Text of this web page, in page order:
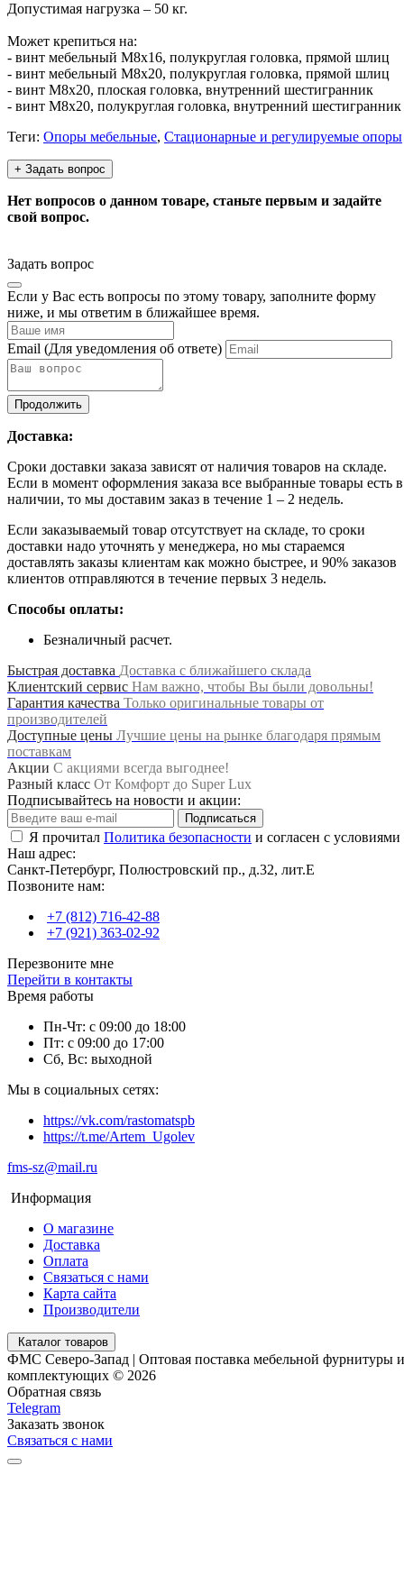
Допустимая нагрузка – 50 кг.
Может крепиться на:
- винт мебельный М8х16, полукруглая головка, прямой шлиц
- винт мебельный М8х20, полукруглая головка, прямой шлиц
- винт М8х20, плоская головка, внутренний шестигранник
- винт М8х20, полукруглая головка, внутренний шестигранник
Теги: Опоры мебельные, Стационарные и регулируемые опоры
+ Задать вопрос
Нет вопросов о данном товаре, станьте первым и задайте
свой вопрос.
Задать вопрос
Если у Вас есть вопросы по этому товару, заполните форму
ниже, и мы ответим в ближайшее время.
Email (Для уведомления об ответе)
Продолжить
Доставка:
Сроки доставки заказа зависят от наличия товаров на складе.
Если в момент оформления заказа все выбранные товары есть в
наличии, то мы доставим заказ в течение 1 – 2 недель.
Если заказываемый товар отсутствует на складе, то сроки
доставки надо уточнять у менеджера, но мы стараемся
доставлять заказы клиентам как можно быстрее, и 90% заказов
клиентов отправляются в течение первых 3 недель.
Способы оплаты:
Безналичный расчет.
Быстрая доставка Доставка с ближайшего склада
Клиентский сервис Нам важно, чтобы Вы были довольны!
Гарантия качества Только оригинальные товары от
производителей
Доступные цены Лучшие цены на рынке благодаря прямым
поставкам
Акции С акциями всегда выгоднее!
Разный класс От Комфорт до Super Lux
Подписывайтесь на новости и акции:
Подписаться
Я прочитал Политика безопасности и согласен с условиями
Наш адрес:
Санкт-Петербург, Полюстровский пр., д.32, лит.Е
Позвоните нам:
+7 (812) 716-42-88
+7 (921) 363-02-92
Перезвоните мне
Перейти в контакты
Время работы
Пн-Чт: с 09:00 до 18:00
Пт: с 09:00 до 17:00
Сб, Вс: выходной
Мы в социальных сетях:
https://vk.com/rastomatspb
https://t.me/Artem_Ugolev
fms-sz@mail.ru
Информация
О магазине
Доставка
Оплата
Связаться с нами
Карта сайта
Производители
Каталог товаров
ФМС Северо-Запад | Оптовая поставка мебельной фурнитуры и
комплектующих © 2026
Обратная связь
Telegram
Заказать звонок
Связаться с нами